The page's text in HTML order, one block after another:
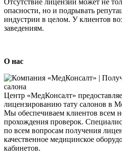
Отсутствие лицензии может не
опасности, но и подрывать
индустрии в целом. У клиентов
заведениям.
О нас
Центр «МедКонсалт»
лицензированию тату салонов в
Мы обеспечиваем клиентов всем
прохождения проверок.
по всем вопросам получения
качественное медицинское
кабинетов.